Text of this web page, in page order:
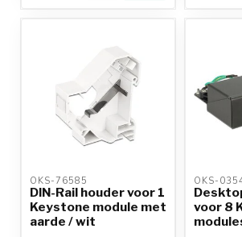
OKS-76585
DIN-Rail houder voor 1
Keystone module met
aarde / wit
OKS-
voor 8